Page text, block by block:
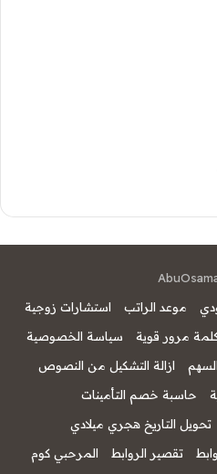
موعد الراتب
استشارات زوجية
مرور قوية
سياسة الخصوصية
ازالة التشكيل من النصوص
حاسبة خصم التأمينات
تحويل التاريخ هجري ميلادي
تقصير الروابط المرحبي كوم